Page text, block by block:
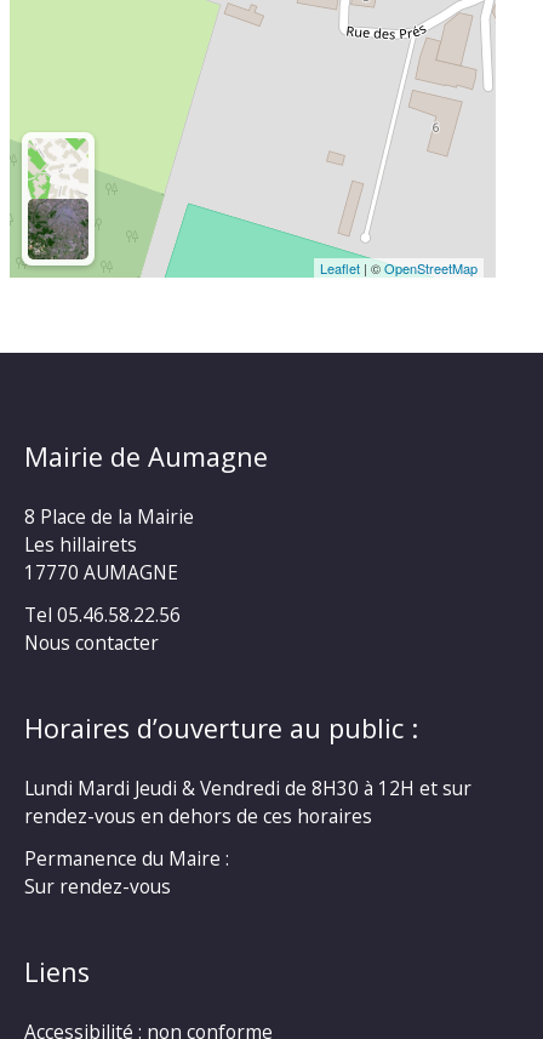
Leaflet| ©OpenStreetMap
Mairie de Aumagne
8 Place de la Mairie
Les hillairets
17770 AUMAGNE
Tel 05.46.58.22.56
Nous contacter
Horaires d’ouverture au public :
Lundi Mardi Jeudi & Vendredi de 8H30 à 12H et sur
rendez-vous en dehors de ces horaires
Permanence du Maire :
Sur rendez-vous
Liens
Accessibilité : non conforme